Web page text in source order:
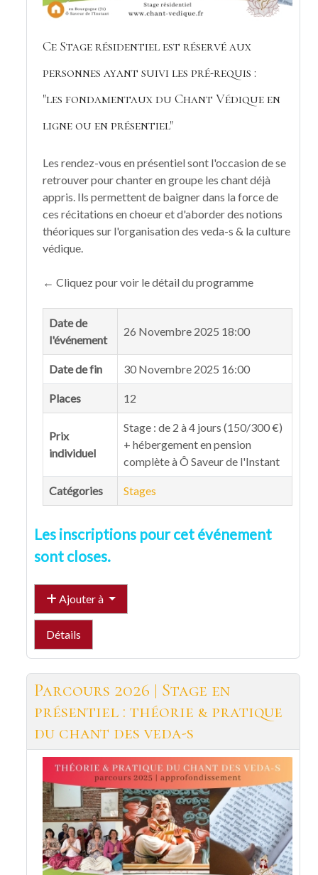
Ce Stage résidentiel est réservé aux
personnes ayant suivi les pré-requis :
"les fondamentaux du Chant Védique en
ligne ou en présentiel"
Les rendez-vous en présentiel sont l'occasion de se
retrouver pour chanter en groupe les chant déjà
appris. Ils permettent de baigner dans la force de
ces récitations en choeur et d'aborder des notions
théoriques sur l'organisation des veda-s & la culture
védique.
← Cliquez pour voir le détail du programme
Date de
l'événement
26 Novembre 2025 18:00
Date de fin 30 Novembre 2025 16:00
Places 12
Prix
individuel
Stage : de 2 à 4 jours (150/300 €)
+ hébergement en pension
complète à Ô Saveur de l'Instant
Catégories Stages
Les inscriptions pour cet événement
sont closes.
Ajouter à
Détails
Parcours 2026 | Stage en
présentiel : théorie & pratique
du chant des veda-s